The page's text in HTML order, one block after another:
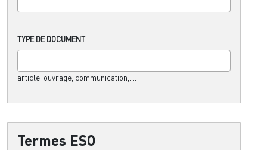
TYPE DE DOCUMENT
article, ouvrage, communication,....
Termes ESO